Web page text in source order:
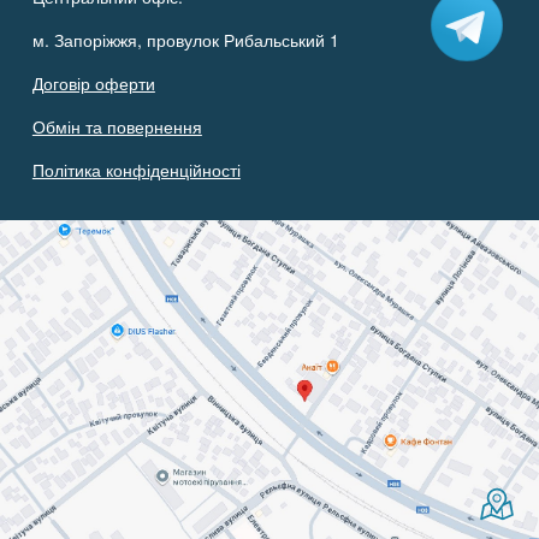
м. Запоріжжя, провулок Рибальський 1
Договір оферти
Обмін та повернення
Політика конфіденційності